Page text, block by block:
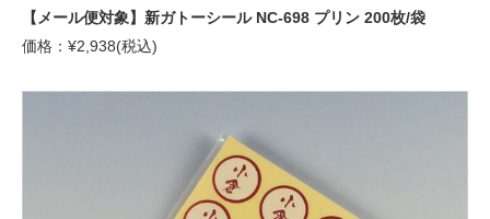
【メール便対象】新ガトーシール NC-698 プリン 200枚/袋
価格：¥2,938(税込)